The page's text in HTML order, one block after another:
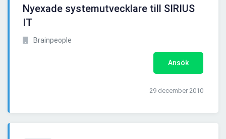
Nyexade systemutvecklare till SIRIUS
IT
Brainpeople
Ansök
29 december 2010